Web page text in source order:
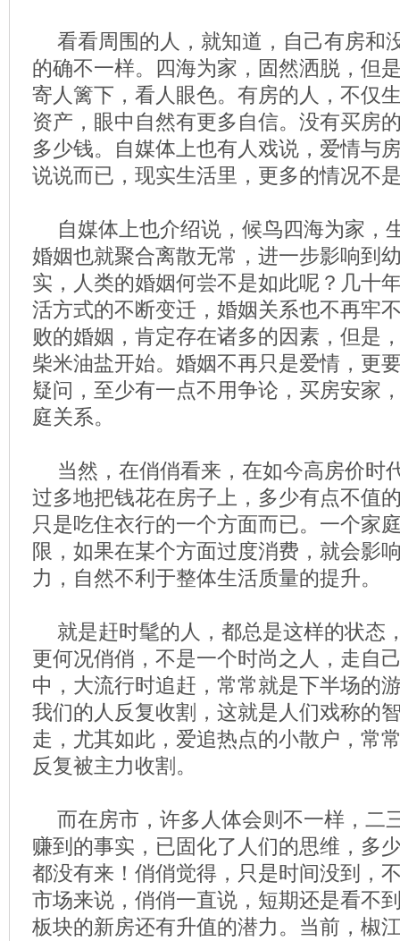
看看周围的人，就知道，自己有房和
的确不一样。四海为家，固然洒脱，但
寄人篱下，看人眼色。有房的人，不仅
资产，眼中自然有更多自信。没有买房
多少钱。自媒体上也有人戏说，爱情与
说说而已，现实生活里，更多的情况不
自媒体上也介绍说，候鸟四海为家，
婚姻也就聚合离散无常，进一步影响到
实，人类的婚姻何尝不是如此呢？几十
活方式的不断变迁，婚姻关系也不再牢
败的婚姻，肯定存在诸多的因素，但是
柴米油盐开始。婚姻不再只是爱情，更
疑问，至少有一点不用争论，买房安家
庭关系。
当然，在俏俏看来，在如今高房价时
过多地把钱花在房子上，多少有点不值
只是吃住衣行的一个方面而已。一个家
限，如果在某个方面过度消费，就会影
力，自然不利于整体生活质量的提升。
就是赶时髦的人，都总是这样的状态
更何况俏俏，不是一个时尚之人，走自
中，大流行时追赶，常常就是下半场的
我们的人反复收割，这就是人们戏称的
走，尤其如此，爱追热点的小散户，常
反复被主力收割。
而在房市，许多人体会则不一样，二
赚到的事实，已固化了人们的思维，多
都没有来！俏俏觉得，只是时间没到，
市场来说，俏俏一直说，短期还是看不
板块的新房还有升值的潜力。当前，椒